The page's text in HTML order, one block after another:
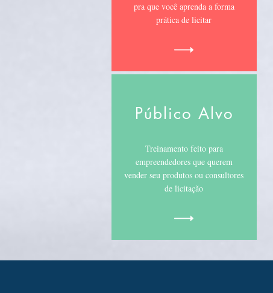
pra que você aprenda a forma
prática de licitar
Público Alvo
Treinamento feito para
empreendedores que querem
vender seu produtos ou consultores
de licitação